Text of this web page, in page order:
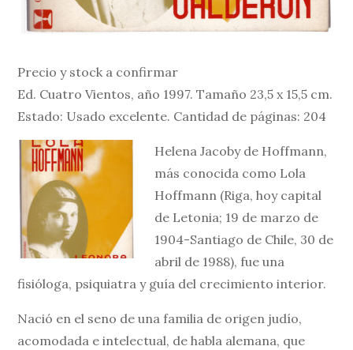
Precio y stock a confirmar
Ed. Cuatro Vientos, año 1997. Tamaño 23,5 x 15,5 cm.
Estado: Usado excelente. Cantidad de páginas: 204
Helena Jacoby de Hoffmann,
más conocida como Lola
Hoffmann (Riga, hoy capital
de Letonia; 19 de marzo de
1904-Santiago de Chile, 30 de
abril de 1988), fue una
fisióloga, psiquiatra y guía del crecimiento interior.
Nació en el seno de una familia de origen judío,
acomodada e intelectual, de habla alemana, que